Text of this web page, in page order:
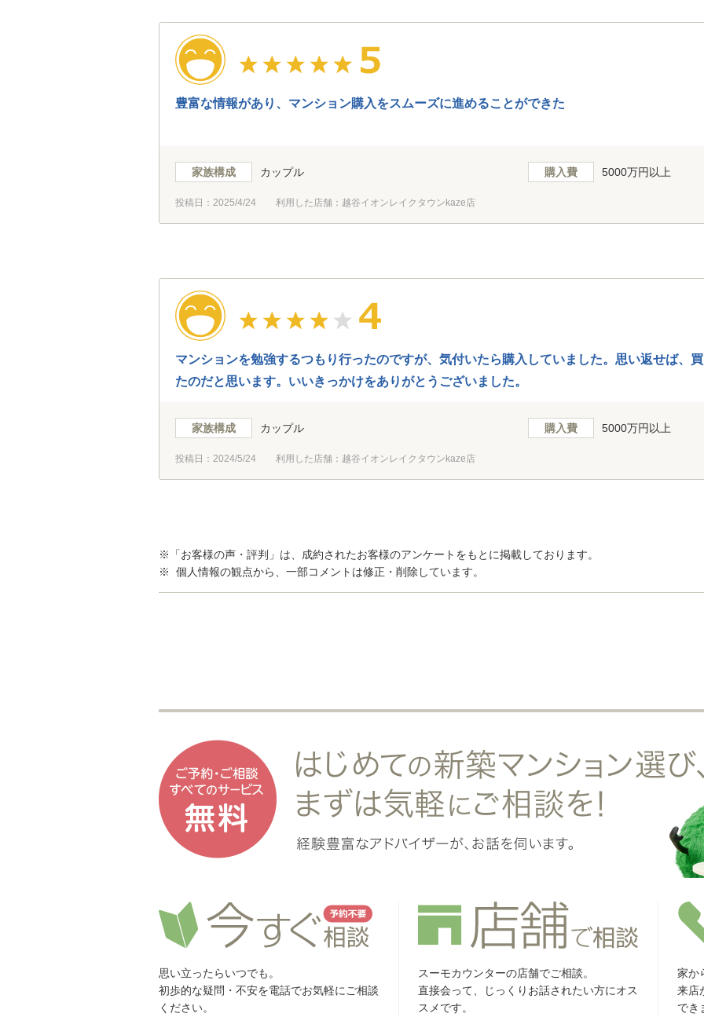
豊富な情報があり、マンション購入をスムーズに進めることができた
家族構成 カップル 購入費 5000万円以上
投稿日： 2025/4/24 利用した店舗：越谷イオンレイクタウンkaze店
マンションを勉強するつもり行ったのですが、気付いたら購入していました。思い返せば、
たのだと思います。いいきっかけをありがとうございました。
家族構成 カップル 購入費 5000万円以上
投稿日： 2024/5/24 利用した店舗：越谷イオンレイクタウンkaze店
※「お客様の声・評判」は、成約されたお客様のアンケートをもとに掲載しております。
※ 個人情報の観点から、一部コメントは修正・削除しています。
思い立ったらいつでも。
初歩的な疑問・不安を電話でお気軽にご相談
ください。
スーモカウンターの店舗でご相談。
直接会って、じっくりお話されたい方にオス
スメです。
家か
来店
でき